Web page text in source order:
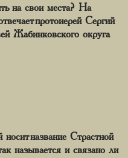
на свои места? На
протоиерей Сергий
Жабинковского округа
название Страстной
называется и связано ли